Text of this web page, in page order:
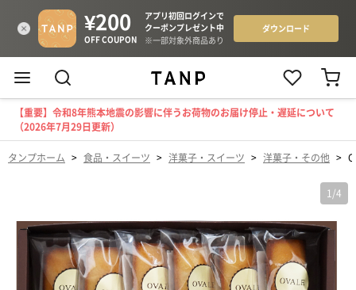
【重要】令和8年熊本地震の影響に伴うお荷物のお届け停止・遅延について
（2026年7月29日更新）
タンプホーム > 食品・スイーツ > 洋菓子・スイーツ > 洋菓子・その他 >
1 /4